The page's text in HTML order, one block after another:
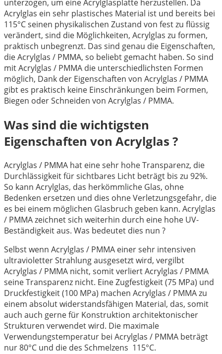
unterzogen, um eine Acrylglasplatte herzustellen. Da
Acrylglas ein sehr plastisches Material ist und bereits bei
115°C seinen physikalischen Zustand von fest zu flüssig
verändert, sind die Möglichkeiten, Acrylglas zu formen,
praktisch unbegrenzt. Das sind genau die Eigenschaften,
die Acrylglas / PMMA, so beliebt gemacht haben. So sind
mit Acrylglas / PMMA die unterschiedlichsten Formen
möglich, Dank der Eigenschaften von Acrylglas / PMMA
gibt es praktisch keine Einschränkungen beim Formen,
Biegen oder Schneiden von Acrylglas / PMMA.
Was sind die wichtigsten
Eigenschaften von Acrylglas ?
Acrylglas / PMMA hat eine sehr hohe Transparenz, die
Durchlässigkeit für sichtbares Licht beträgt bis zu 92%.
So kann Acrylglas, das herkömmliche Glas, ohne
Bedenken ersetzen und dies ohne Verletzungsgefahr, die
es bei einem möglichen Glasbruch geben kann. Acrylglas
/ PMMA zeichnet sich weiterhin durch eine hohe UV-
Beständigkeit aus. Was bedeutet dies nun ?
Selbst wenn Acrylglas / PMMA einer sehr intensiven
ultravioletter Strahlung ausgesetzt wird, vergilbt
Acrylglas / PMMA nicht, somit verliert Acrylglas / PMMA
seine Transparenz nicht. Eine Zugfestigkeit (75 MPa) und
Druckfestigkeit (100 MPa) machen Acrylglas / PMMA zu
einem absolut widerstandsfähigen Material, das, somit
auch auch gerne für Konstruktion architektonischer
Strukturen verwendet wird. Die maximale
Verwendungstemperatur bei Acrylglas / PMMA beträgt
nur 80°C und die des Schmelzens 115°C.